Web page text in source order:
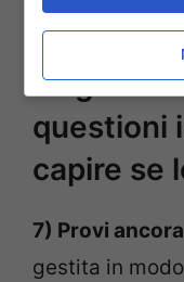
La
questioni
capire se
7) Provi
gestita in